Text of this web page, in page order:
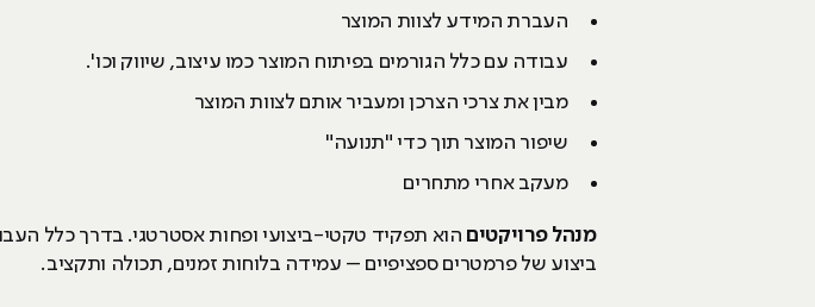
העברת המידע לצוות המוצר
עבודה עם כלל הגורמים בפיתוח המוצר כמו עיצוב, שיווק וכו'.
מבין את צרכי הצרכן ומעביר אותם לצוות המוצר
שיפור המוצר תוך כדי "תנועה"
מעקב אחרי מתחרים
מנהל פרויקטים הוא תפקיד טקטי-ביצועי ופחות אסטרטגי. בדרך כלל
ביצוע של פרמטרים ספציפיים – עמידה בלוחות זמנים, תכולה ותקציב.